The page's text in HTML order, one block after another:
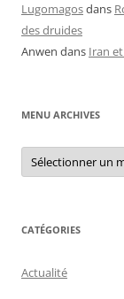
Lugomagosdans
des druides
Anwen dans Iran
MENU ARCHIVES
Menu
archives
CATÉGORIES
Actualité